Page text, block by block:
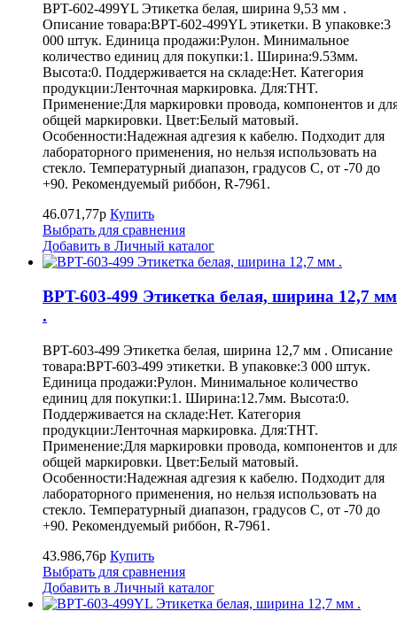
BPT-602-499YL Этикетка белая, ширина 9,53 мм .
Описание товара:BPT-602-499YL этикетки. В упаковке:3
000 штук. Единица продажи:Рулон. Минимальное
количество единиц для покупки:1. Ширина:9.53мм.
Высота:0. Поддерживается на складе:Нет. Категория
продукции:Ленточная маркировка. Для:THT.
Применение:Для маркировки провода, компонентов и
общей маркировки. Цвет:Белый матовый.
Особенности:Надежная адгезия к кабелю. Подходит для
лабораторного применения, но нельзя использовать на
стекло. Температурный диапазон, градусов С, от -70 до
+90. Рекомендуемый риббон, R-7961.
46.071,77р Купить
Выбрать для сравнения
Добавить в Личный каталог
BPT-603-499 Этикетка белая, ширина 12,7 мм
.
BPT-603-499 Этикетка белая, ширина 12,7 мм . Описание
товара:BPT-603-499 этикетки. В упаковке:3 000 штук.
Единица продажи:Рулон. Минимальное количество
единиц для покупки:1. Ширина:12.7мм. Высота:0.
Поддерживается на складе:Нет. Категория
продукции:Ленточная маркировка. Для:THT.
Применение:Для маркировки провода, компонентов и
общей маркировки. Цвет:Белый матовый.
Особенности:Надежная адгезия к кабелю. Подходит для
лабораторного применения, но нельзя использовать на
стекло. Температурный диапазон, градусов С, от -70 до
+90. Рекомендуемый риббон, R-7961.
43.986,76р Купить
Выбрать для сравнения
Добавить в Личный каталог